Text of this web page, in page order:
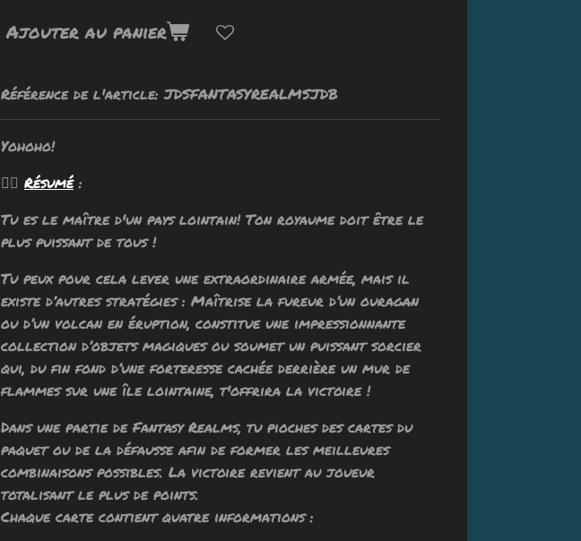
Ajouter au panier
Référence de l'article: JDSFANTASYREALMSJDB
Yohoho!
🧙‍♂️ Résumé:
Tu es le maître d'un pays lointain! Ton royaume doit être le
plus puissant de tous !
Tu peux pour cela lever une extraordinaire armée, mais il
existe d’autres stratégies : Maîtrise la fureur d’un ouragan
ou d’un volcan en éruption, constitue une impressionnante
collection d’objets magiques ou soumet un puissant sorcier
qui, du fin fond d’une forteresse cachée derrière un mur de
flammes sur une île lointaine, t'offrira la victoire !
Dans une partie de Fantasy Realms, tu pioches des cartes du
paquet ou de la défausse afin de former les meilleures
combinaisons possibles. La victoire revient au joueur
totalisant le plus de points.
Chaque carte contient quatre informations :